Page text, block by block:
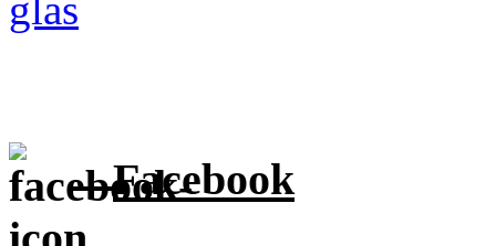
Facebook